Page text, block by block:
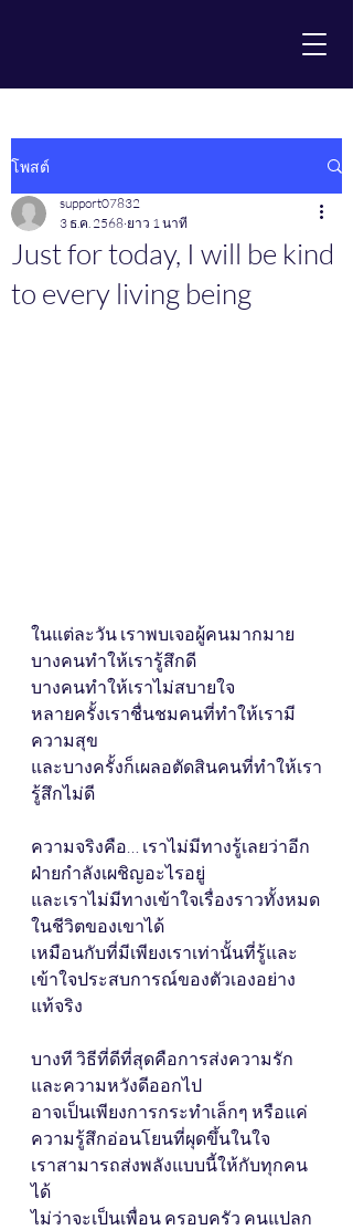
โพสต์
Just for today, I will be kind
to every living being
support07832
3 ธ.ค. 2568 ยาว 1 นาที
ในแต่ละวัน เราพบเจอผู้คนมากมาย
บางคนทำให้เรารู้สึกดี
บางคนทำให้เราไม่สบายใจ
หลายครั้งเราชื่นชมคนที่ทำให้เรามี
ความสุข
และบางครั้งก็เผลอตัดสินคนที่ทำให้เรา
รู้สึกไม่ดี
ความจริงคือ… เราไม่มีทางรู้เลยว่าอีก
ฝ่ายกำลังเผชิญอะไรอยู่
และเราไม่มีทางเข้าใจเรื่องราวทั้งหมด
ในชีวิตของเขาได้
เหมือนกับที่มีเพียงเราเท่านั้นที่รู้และ
เข้าใจประสบการณ์ของตัวเองอย่าง
แท้จริง
บางที วิธีที่ดีที่สุดคือการส่งความรัก
และความหวังดีออกไป
อาจเป็นเพียงการกระทำเล็กๆ หรือแค่
ความรู้สึกอ่อนโยนที่ผุดขึ้นในใจ
เราสามารถส่งพลังแบบนี้ให้กับทุกคน
ได้
ไม่ว่าจะเป็นเพื่อน ครอบครัว คนแปลก